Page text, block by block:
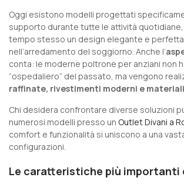
Oggi esistono modelli progettati
supporto durante tutte le attività
tempo stesso un design elegante e
nell’arredamento del soggiorno. Anche l’
conta: le moderne poltrone per anziani non
“ospedaliero” del passato, ma vengono
raffinate, rivestimenti moderni e
Chi desidera confrontare diverse soluzioni
numerosi modelli presso un Outlet Divani a
comfort e funzionalità si uniscono a una
configurazioni.
Le caratteristiche più importanti